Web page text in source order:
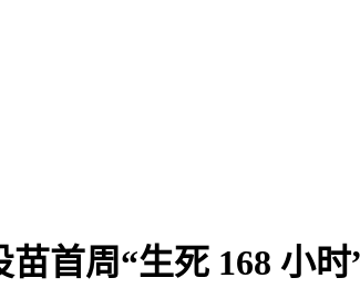
苗首周“生死 168 小